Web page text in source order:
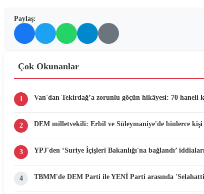
Paylaş:
Çok Okunanlar
1 Van'dan Tekirdağ’a zorunlu göçün hikâyesi: 70 haneli
2 DEM milletvekili: Erbil ve Süleymaniye'de binlerce kişi
3 YPJ'den ‘Suriye İçişleri Bakanlığı'na bağlandı’
4 TBMM'de DEM Parti ile YENİ Parti arasında